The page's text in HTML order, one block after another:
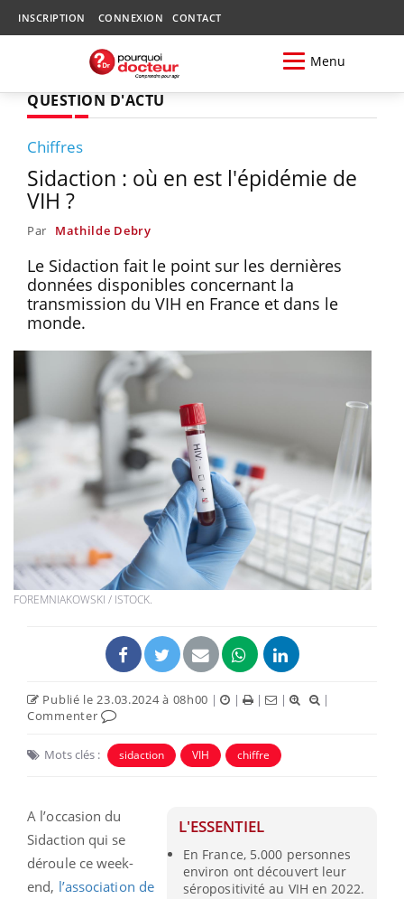
INSCRIPTION CONNEXION CONTACT
Menu
QUESTION D'ACTU
Chiffres
Sidaction : où en est l'épidémie de
VIH ?
Par Mathilde Debry
Le Sidaction fait le point sur les dernières
données disponibles concernant la
transmission du VIH en France et dans le
monde.
FOREMNIAKOWSKI / ISTOCK.
Publié le 23.03.2024 à 08h00 | | | |
|
Commenter
Mots clés : sidaction VIH chiffre
L'ESSENTIEL
En France, 5.000 personnes
environ ont découvert leur
séropositivité au VIH en 2022.
A l’occasion du
Sidaction qui se
déroule ce week-
end, l’association de